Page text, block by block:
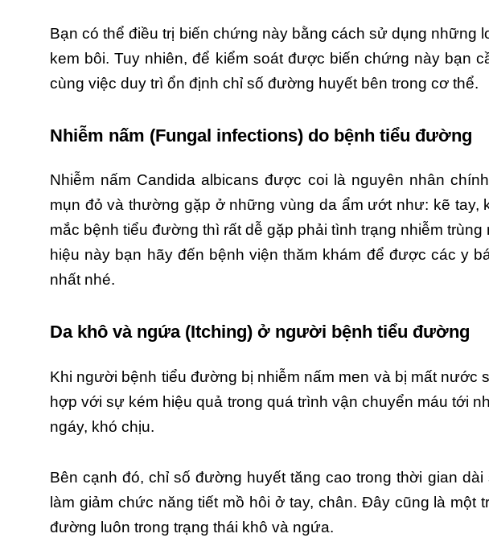
Bạn có thể điều trị biến chứng này bằng cách sử dụng những
kem bôi. Tuy nhiên, để kiểm soát được biến chứng này bạn
cùng việc duy trì ổn định chỉ số đường huyết bên trong cơ thể.
Nhiễm nấm (Fungal infections) do bệnh tiểu đường
Nhiễm nấm Candida albicans được coi là nguyên nhân
mụn đỏ và thường gặp ở những vùng da ẩm ướt như: kẽ tay,
mắc bệnh tiểu đường thì rất dễ gặp phải tình trạng nhiễm
hiệu này bạn hãy đến bệnh viện thăm khám để được các y
nhất nhé.
Da khô và ngứa (Itching) ở người bệnh tiểu đường
Khi người bệnh tiểu đường bị nhiễm nấm men và bị mất nước
hợp với sự kém hiệu quả trong quá trình vận chuyển máu tới
ngáy, khó chịu.
Bên cạnh đó, chỉ số đường huyết tăng cao trong thời gian
làm giảm chức năng tiết mồ hôi ở tay, chân. Đây cũng là một
đường luôn trong trạng thái khô và ngứa.